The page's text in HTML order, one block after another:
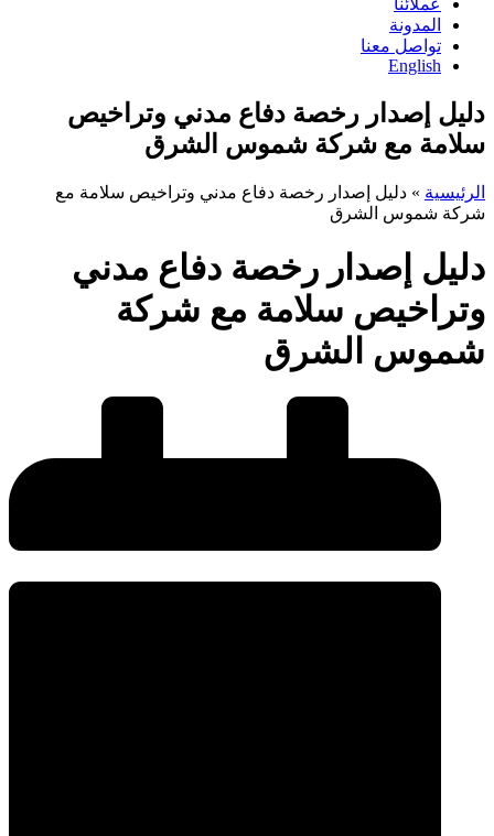
عملائنا
المدونة
تواصل معنا
English
دليل إصدار رخصة دفاع مدني وتراخيص
سلامة مع شركة شموس الشرق
الرئيسية » دليل إصدار رخصة دفاع مدني وتراخيص سلامة مع
شركة شموس الشرق
دليل إصدار رخصة دفاع مدني
وتراخيص سلامة مع شركة
شموس الشرق